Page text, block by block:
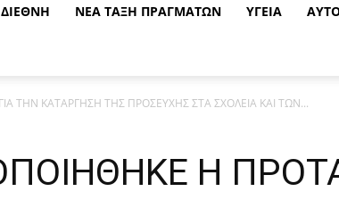
ΔΙΕΘΝΗ ΝΕΑ ΤΑΞΗ ΠΡΑΓΜΑΤΩΝ ΥΓΕΙΑ
ΤΗΝ ΚΑΤΑΡΓΗΣΗ ΤΗΣ ΠΡΟΣΕΥΧΗΣ ΣΤΑ ΣΧΟΛΕΙΑ ΚΑΙ ΤΩΝ...
Η